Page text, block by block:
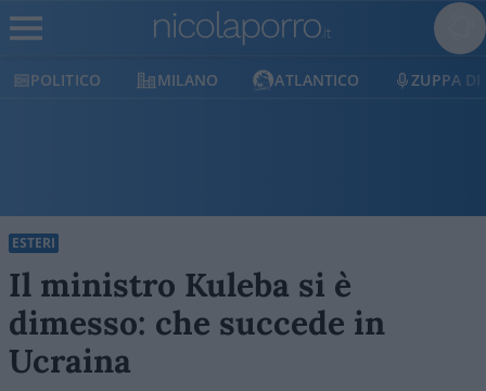
POLITICO MILANO ATLANTICO ZUPPA DI
ESTERI
Il ministro Kuleba si è
dimesso: che succede in
Ucraina